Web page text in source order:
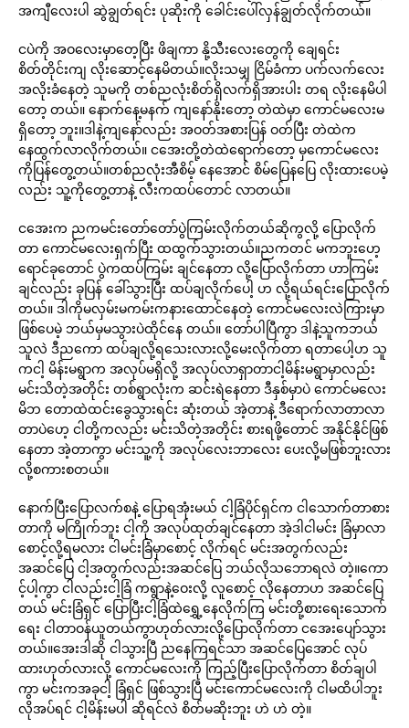
အကျီလေးပါ ဆွဲချွတ်ရင်း ပုဆိုးကို ခေါင်းပေါ်လှန်ချွတ်လိုက်တယ်။
ငပဲကို အဝလေးမှာတေ့ပြီး ဖိချကာ နို့သီးလေးတွေကို ချေရင်း
စိတ်တိုင်းကျ လိုးဆောင့်နေမိတယ်။လိုးသမျှ ငြိမ်ခံကာ ပက်လက်လေး
အလိုးခံနေတဲ့ သူမကို တစ်ညလုံးစိတ်ရှိလက်ရှိအားပါး တရ လိုးနေမိပါ
တော့ တယ်။ နောက်နေ့မနက် ကျနော်နိုးတော့ တဲထဲမှာ ကောင်မလေးမ
ရှိတော့ ဘူး။ဒါနဲ့ကျနော်လည်း အဝတ်အစားပြန် ဝတ်ပြီး တဲထဲက
နေထွက်လာလိုက်တယ်။ ငအေးတို့တဲထဲရောက်တော့ မှကောင်မလေး
ကိုပြန်တွေ့တယ်။တစ်ညလုံးအီစိမ့် နေအောင် စိမ်ပြေနပြေ လိုးထားပေမဲ့
လည်း သူ့ကိုတွေ့တာနဲ့ လီးကထပ်တောင် လာတယ်။
ငအေးက ညကမင်းတော်တော်ပွဲကြမ်းလိုက်တယ်ဆိုကွလို့ ပြောလိုက်
တာ ကောင်မလေးရှက်ပြီး ထထွက်သွားတယ်။ညကတင် မကဘူးဟေ့
ရောင်ခုတောင် ပွဲကထပ်ကြမ်း ချင်နေတာ လို့ပြောလိုက်တာ ဟာကြမ်း
ချင်လည်း ခုပြန် ခေါ်သွားပြီး ထပ်ချလိုက်ပေါ့ ဟ လို့ရယ်ရင်းပြောလိုက်
တယ်။ ဒါကိုမလှမ်းမကမ်းကနားထောင်နေတဲ့ ကောင်မလေးလဲကြားမှာ
ဖြစ်ပေမဲ့ ဘယ်မှမသွားပဲထိုင်နေ တယ်။ တော်ပါပြီကွာ ဒါနဲ့သူကဘယ်
သူလဲ ဒီညကော ထပ်ချလို့ရသေးလားလို့မေးလိုက်တာ ရတာပေါ့ဟ သူ
ကငါ့ မိန်းမရွာက အလုပ်မရှိလို့ အလုပ်လာရှာတာငါ့မိန်းမရွာမှာလည်း
မင်းသိတဲ့အတိုင်း တစ်ရွာလုံးက ဆင်းရဲနေတာ ဒီနှစ်မှာပဲ ကောင်မလေး
မိဘ တောထဲထင်းခွေသွားရင်း ဆုံးတယ် အဲ့တာနဲ့ ဒီရောက်လာတာလာ
တာပဲဟေ့ ငါတို့ကလည်း မင်းသိတဲ့အတိုင်း စားရဖို့တောင် အနိုင်နိုင်ဖြစ်
နေတာ အဲ့တာကွာ မင်းသူ့ကို အလုပ်လေးဘာလေး ပေးလို့မဖြစ်ဘူးလား
လို့စကားစတယ်။
နောက်ပြီးပြောလက်စနဲ့ ပြောရအုံးမယ် ငါ့ခြံပိုင်ရှင်က ငါသောက်တာစား
တာကို မကြိုက်ဘူး ငါ့ကို အလုပ်ထုတ်ချင်နေတာ အဲ့ဒါငါမင်း ခြံမှာလာ
စောင့်လို့ရမလား ငါမင်းခြံမှာစောင့် လိုက်ရင် မင်းအတွက်လည်း
အဆင်ပြေ ငါ့အတွက်လည်းအဆင်ပြေ ဘယ်လိုသဘောရလဲ တဲ့။ကော
င့်ပါ့ကွာ ငါလည်းငါ့ခြံ ကရွာနဲ့ဝေးလို့ လူစောင့် လိုနေတာဟ အဆင်ပြေ
တယ် မင်းခြံရှင် ပြောပြီးငါ့ခြံထဲရွှေ့နေလိုက်ကြ မင်းတို့စားရေးသောက်
ရေး ငါတာဝန်ယူတယ်ကွာဟုတ်လားလို့ပြောလိုက်တာ ငအေးပျော်သွား
တယ်။အေးဒါဆို ငါသွားပြီ ညနေကြရင်သာ အဆင်ပြေအောင် လုပ်
ထားဟုတ်လားလို့ ကောင်မလေးကို ကြည့်ပြီးပြောလိုက်တာ စိတ်ချပါ
ကွာ မင်းကအခုငါ့ ခြံရှင် ဖြစ်သွားပြီ မင်းကောင်မလေးကို ငါမထိပါဘူး
လိုအပ်ရင် ငါ့မိန်းမပါ ဆိုရင်လဲ စိတ်မဆိုးဘူး ဟဲ ဟဲ တဲ့။